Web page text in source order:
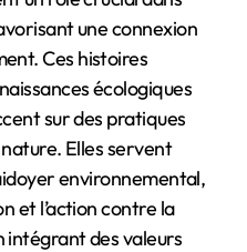
une connexion
Ces histoires
écologiques
sur des pratiques
Elles servent
environnemental,
et l’action contre la
intégrant des valeurs